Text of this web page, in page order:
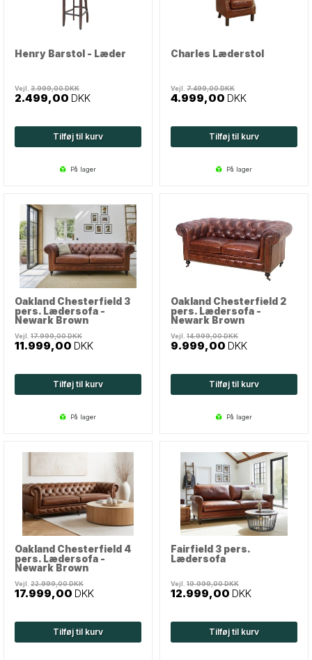
Har du spørgsmål til vores lædermøbler, er du velkommen til at
kontakte vores kundeservice.
Henry Barstol - Læder
2.499,00 DKK
Vejl. 3.999,00DKK
Tilføj til kurv
på lager
Charles Læderstol
4.999,00 DKK
Vejl. 7.499,00DKK
Tilføj til kurv
på lager
Oakland Chesterfield 3
pers. Lædersofa -
Newark Brown
11.999,00 DKK
Vejl. 17.999,00DKK
Tilføj til kurv
på lager
Oakland Chesterfield 2
pers. Lædersofa -
Newark Brown
9.999,00 DKK
Vejl. 14.999,00DKK
Tilføj til kurv
på lager
Oakland Chesterfield 4
pers. Lædersofa -
Newark Brown
17.999,00 DKK
Vejl. 22.999,00DKK
Tilføj til kurv
Fairfield 3 pers.
Lædersofa
12.999,00 DKK
Vejl. 19.999,00DKK
Tilføj til kurv